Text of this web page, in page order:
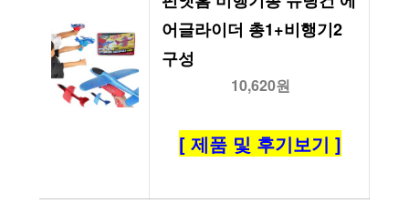
어글라이더 총1+비행기2
구성
10,620원
[ 제품 및 후기보기 ]